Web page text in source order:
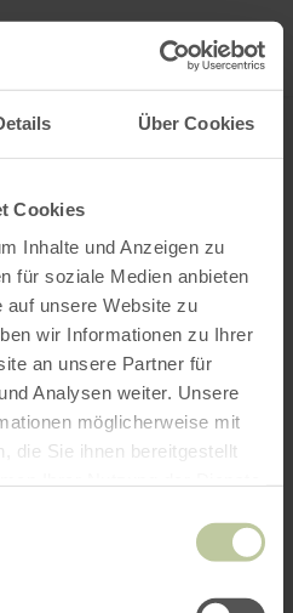
Über Cookies
Cookies
Inhalte und Anzeigen zu
für soziale Medien anbieten
auf unsere Website zu
wir Informationen zu Ihrer
an unsere Partner für
Analysen weiter. Unsere
möglicherweise mit
die Sie ihnen bereitgestellt
CARTE INTERACTIVE
ma
Ouvrir le filtre